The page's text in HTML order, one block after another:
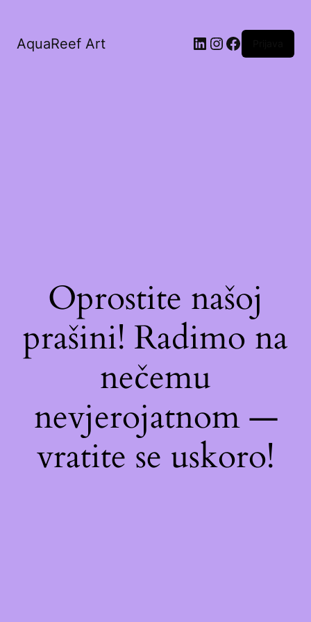
AquaReef Art
Oprostite našoj
prašini! Radimo na
nečemu
nevjerojatnom —
vratite se uskoro!